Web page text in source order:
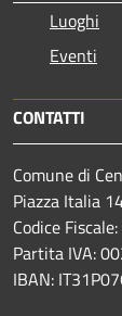
Luoghi
Eventi
CONTATTI
Comune di
Piazza Italia
Codice
Partita IVA:
IBAN: